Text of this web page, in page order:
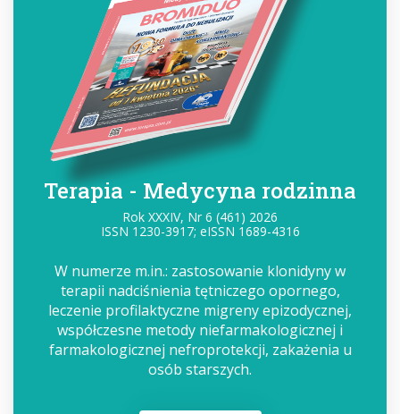
Terapia - Medycyna rodzinna
Rok XXXIV, Nr 6 (461) 2026
ISSN 1230-3917; eISSN 1689-4316
W numerze m.in.: zastosowanie klonidyny w
terapii nadciśnienia tętniczego opornego,
leczenie profilaktyczne migreny epizodycznej,
współczesne metody niefarmakologicznej i
farmakologicznej nefroprotekcji, zakażenia u
osób starszych.